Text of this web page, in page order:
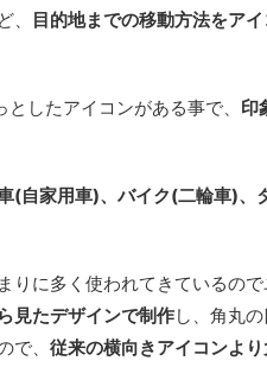
、 目的地までの移動方法をア
したアイコンがある事で、 印
(自家用車)、バイク(二輪車)、
りに多く使われてきているの
見たデザインで制作し、角丸
、 従来の横向きアイコンよ